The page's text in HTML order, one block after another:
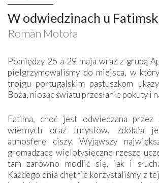
W odwiedzinach u
Roman Motoła
Pomiędzy 25 a 29 maja wraz z grupą
pielgrzymowaliśmy do miejsca, w
trojgu portugalskim pastuszkom
Boża, niosąc światu przesłanie pokuty i
Fatima, choć jest odwiedzana przez
wiernych oraz turystów, zdołała
atmosferę ciszy. Wyjąwszy
gromadzące wielotysięczne rzesze
tam zarówno modlić się, jak i
Każdego dnia chętnie korzystaliśmy z